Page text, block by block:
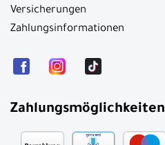
Versicherungen
Zahlungsinformationen
Zahlungsmöglichkeiten